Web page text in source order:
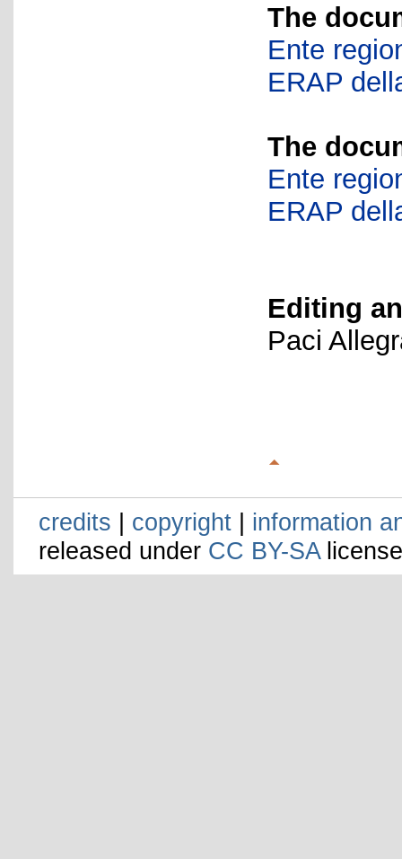
The
Ente
ERAP
The
Ente
ERAP
Editing
Paci
credits | copyright | information
released under CC BY-SA